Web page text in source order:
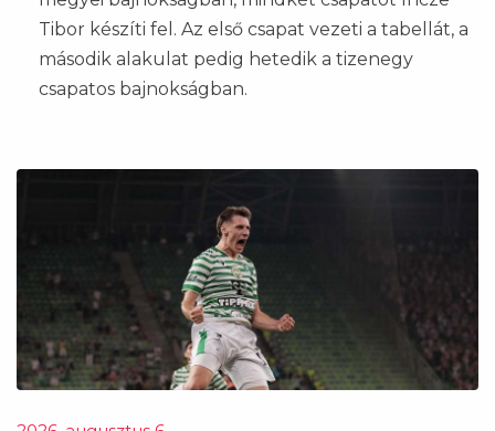
Tibor készíti fel. Az első csapat vezeti a tabellát, a
második alakulat pedig hetedik a tizenegy
csapatos bajnokságban.